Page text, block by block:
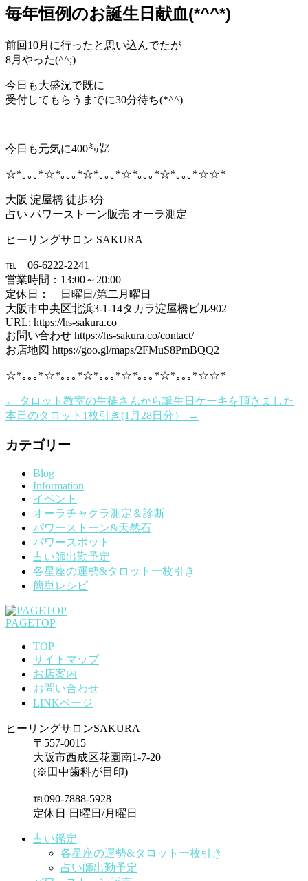
毎年恒例のお誕生日献血(*^^*)
前回10月に行ったと思い込んでたが
8月やった(^^;)
今日も大盛況で既に
受付してもらうまでに30分待ち(*^^)
今日も元気に400㍉㍑
☆*｡｡｡*☆*｡｡｡*☆*｡｡｡*☆*｡｡｡*☆*｡｡｡*☆☆*
大阪 淀屋橋 徒歩3分
占い パワーストーン販売 オーラ測定
ヒーリングサロン SAKURA
℡ 06-6222-2241
営業時間：13:00～20:00
定休日： 日曜日/第二月曜日
大阪市中央区北浜3-1-14タカラ淀屋橋ビル902
URL: https://hs-sakura.co
お問い合わせ https://hs-sakura.co/contact/
お店地図 https://goo.gl/maps/2FMuS8PmBQQ2
☆*｡｡｡*☆*｡｡｡*☆*｡｡｡*☆*｡｡｡*☆*｡｡｡*☆☆*
← タロット教室の生徒さんから誕生日ケーキを頂きました
本日のタロット1枚引き(1月28日分）
→
カテゴリー
Blog
Information
イベント
オーラチャクラ測定＆診断
パワーストーン&天然石
パワースポット
占い師出勤予定
各星座の運勢&タロット一枚引き
簡単レシピ
PAGETOP
TOP
サイトマップ
お店案内
お問い合わせ
LINKページ
ヒーリングサロンSAKURA
〒557-0015
大阪市西成区花園南1-7-20
(※田中歯科が目印)
℡090-7888-5928
定休日 日曜日/月曜日
占い鑑定
各星座の運勢&タロット一枚引き
占い師出勤予定